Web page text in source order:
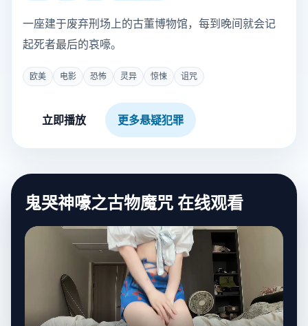
一座建于废弃刑场上的古董博物馆，每到晚间就会记
起死者最后的哀嚎。
欧美 电影 恐怖 灵异 惊悚 诅咒
立即播放 更多悬疑犯罪
鬼哭神嚎之古物魔咒 在线观看